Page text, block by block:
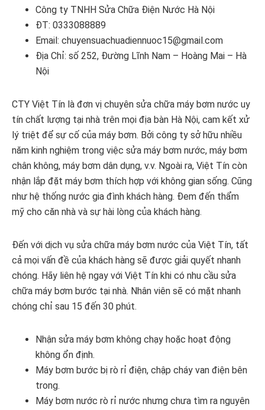
Công ty TNHH Sửa Chữa Điện Nước Hà Nội
ĐT: 0333088889
Email: chuyensuachuadiennuoc15@gmail.com
Địa Chỉ: số 252, Đường Lĩnh Nam – Hoàng Mai – Hà
Nội
CTY Việt Tín là đơn vị chuyên sửa chữa máy bơm nước uy
tín chất lượng tại nhà trên mọi địa bàn Hà Nội, cam kết xử
lý triệt để sự cố của máy bơm. Bởi công ty sở hữu nhiều
năm kinh nghiệm trong việc sửa máy bơm nước, máy bơm
chân không, máy bơm dân dụng, v.v. Ngoài ra, Việt Tín còn
nhận lắp đặt máy bơm thích hợp với không gian sống. Cũng
như hệ thống nước gia đình khách hàng. Đem đến thẩm
mỹ cho căn nhà và sự hài lòng của khách hàng.
Đến với dịch vụ sửa chữa máy bơm nước của Việt Tín, tất
cả mọi vấn đề của khách hàng sẽ được giải quyết nhanh
chóng. Hãy liên hệ ngay với Việt Tín khi có nhu cầu sửa
chữa máy bơm bước tại nhà. Nhân viên sẽ có mặt nhanh
chóng chỉ sau 15 đến 30 phút.
Nhận sửa máy bơm không chạy hoặc hoạt động
không ổn định.
Máy bơm bước bị rò rỉ điện, chập cháy van điện bên
trong.
Máy bơm nước rò rỉ nước nhưng chưa tìm ra nguyên